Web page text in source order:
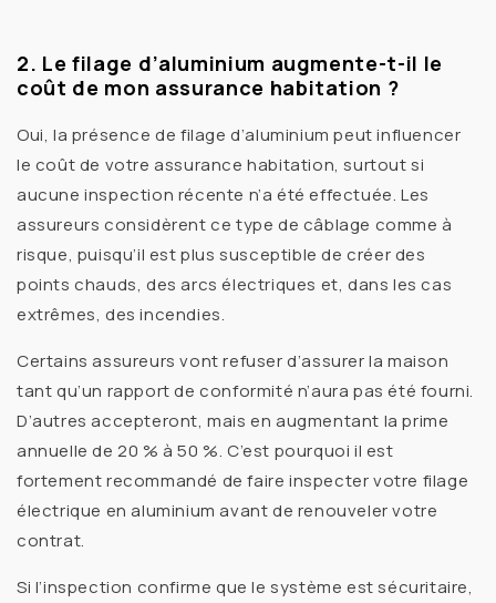
2. Le filage d’aluminium augmente-t-il le
coût de mon assurance habitation ?
Oui, la présence de filage d’aluminium peut influencer
le coût de votre assurance habitation, surtout si
aucune inspection récente n’a été effectuée. Les
assureurs considèrent ce type de câblage commeà
risque, puisqu’il est plus susceptible de créer des
points chauds, des arcs électriques et, dans les cas
extrêmes, des incendies.
Certains assureurs vontrefuser d’assurerla maison
tant qu’un rapport de conformité n’aura pas été fourni.
D’autres accepteront, mais en augmentant laprime
annuelle de 20 % à 50 %. C’est pourquoi il est
fortement recommandé defaire inspecter votre filage
électrique en aluminium avant de renouveler votre
contrat.
Si l’inspection confirme que le système est sécuritaire,